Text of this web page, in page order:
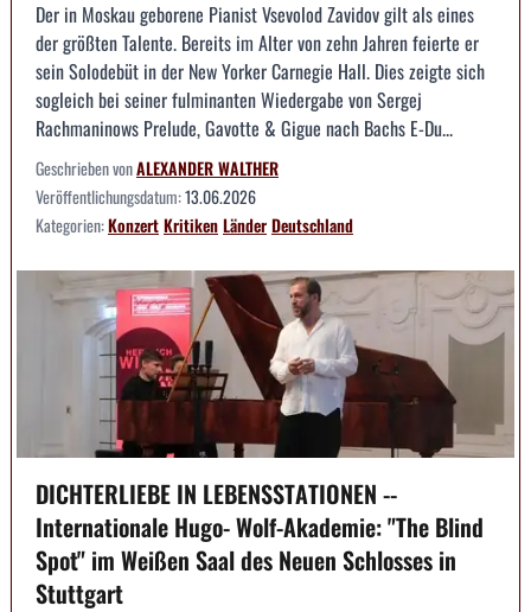
Der in Moskau geborene Pianist Vsevolod Zavidov gilt als eines
der größten Talente. Bereits im Alter von zehn Jahren feierte er
sein Solodebüt in der New Yorker Carnegie Hall. Dies zeigte sich
sogleich bei seiner fulminanten Wiedergabe von Sergej
Rachmaninows Prelude, Gavotte & Gigue nach Bachs E-Du...
Geschrieben vonALEXANDER WALTHER
Veröffentlichungsdatum:13.06.2026
Kategorien:KonzertKritikenLänderDeutschland
DICHTERLIEBE IN LEBENSSTATIONEN --
Internationale Hugo- Wolf-Akademie: "The Blind
Spot" im Weißen Saal des Neuen Schlosses in
Stuttgart